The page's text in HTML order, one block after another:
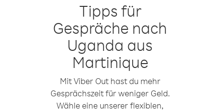
Tipps für
Gespräche nach
Uganda aus
Martinique
Mit Viber Out hast du mehr
Gesprächszeit für weniger Geld.
Wähle eine unserer flexiblen,